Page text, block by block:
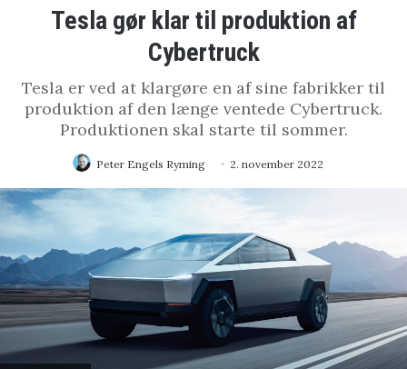
Tesla gør klar til produktion af
Cybertruck
Tesla er ved at klargøre en af sine fabrikker til
produktion af den længe ventede Cybertruck.
Produktionen skal starte til sommer.
Peter Engels Ryming 2. november 2022